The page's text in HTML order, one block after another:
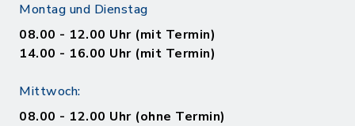
Montag und Dienstag
08.00 - 12.00 Uhr (mit Termin)
14.00 - 16.00 Uhr (mit Termin)
Mittwoch:
08.00 - 12.00 Uhr (ohne Termin)